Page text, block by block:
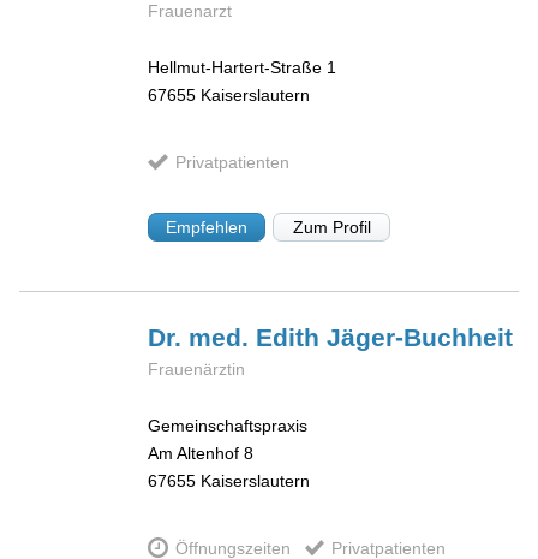
Frauenarzt
Hellmut-Hartert-Straße 1
67655 Kaiserslautern
Privatpatienten
Empfehlen Zum Profil
Dr. med. EdithJäger-Buchheit
Frauenärztin
Gemeinschaftspraxis
Am Altenhof 8
67655 Kaiserslautern
Öffnungszeiten Privatpatienten